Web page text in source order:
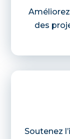
des
Soutenez